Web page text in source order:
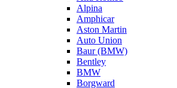
Alpina
Amphicar
Aston Martin
Auto Union
Baur (BMW)
Bentley
BMW
Borgward